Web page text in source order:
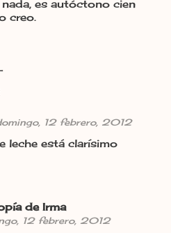
es autóctono cien
creo.
12 febrero, 2012
leche está clarísimo
de Irma
12 febrero, 2012